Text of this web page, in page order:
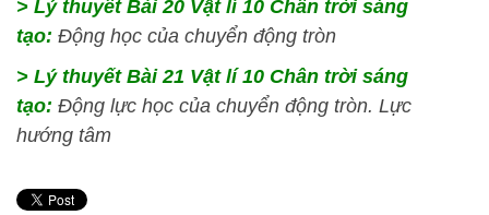
> Lý thuyết Bài 20 Vật lí 10 Chân trời sáng
tạo: Động học của chuyển động tròn
> Lý thuyết Bài 21 Vật lí 10 Chân trời sáng
tạo: Động lực học của chuyển động tròn. Lực
hướng tâm